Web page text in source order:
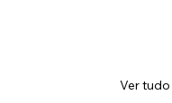
Ver tudo